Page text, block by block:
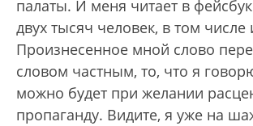
палаты. И меня читает в
двух тысяч человек, в том числе
Произнесенное мной слово
словом частным, то, что я
можно будет при желании
пропаганду. Видите, я уже на